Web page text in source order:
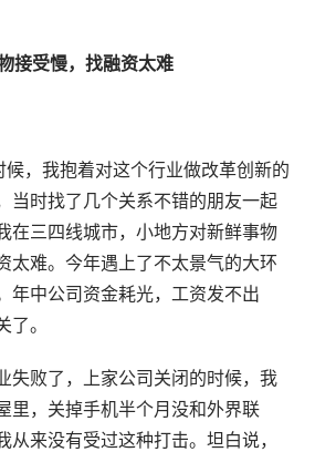
接受慢，找融资太难
，我抱着对这个行业做改革创新的
当时找了几个关系不错的朋友一起
在三四线城市，小地方对新鲜事物
太难。今年遇上了不太景气的大环
年中公司资金耗光，工资发不出
了。
失败了，上家公司关闭的时候，我
里，关掉手机半个月没和外界联
从来没有受过这种打击。坦白说，